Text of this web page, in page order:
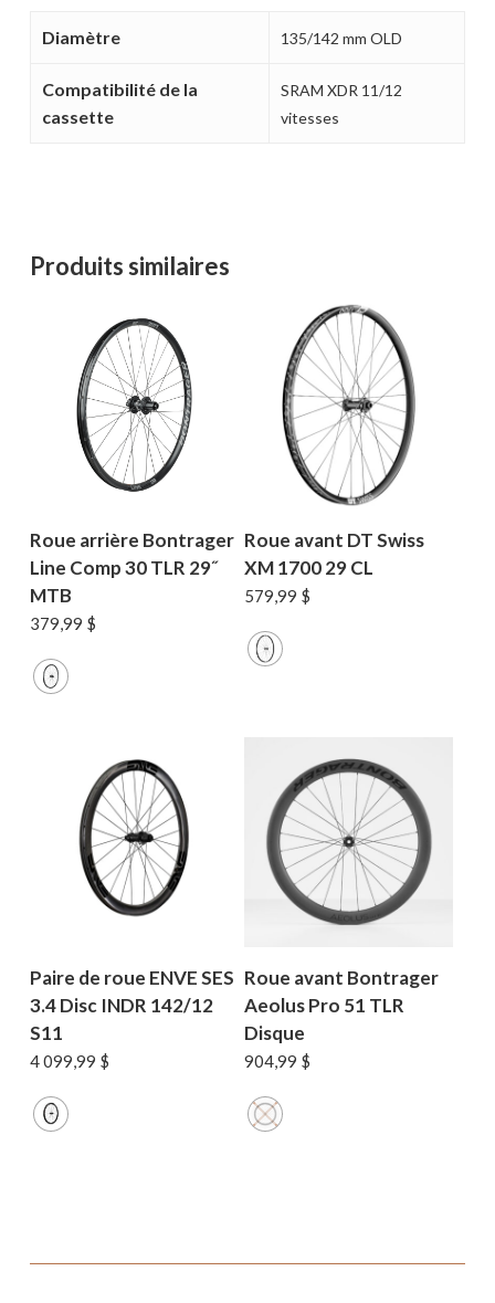
Diamètre 135/142 mm OLD
Compatibilité de la
cassette
SRAM XDR 11/12
vitesses
Produits similaires
Roue arrière Bontrager
Line Comp 30 TLR 29˝
MTB
379,99 $
Roue avant DT Swiss
XM 1700 29 CL
579,99 $
Paire de roue ENVE SES
3.4 Disc INDR 142/12
S11
4 099,99 $
Roue avant Bontrager
Aeolus Pro 51 TLR
Disque
904,99 $